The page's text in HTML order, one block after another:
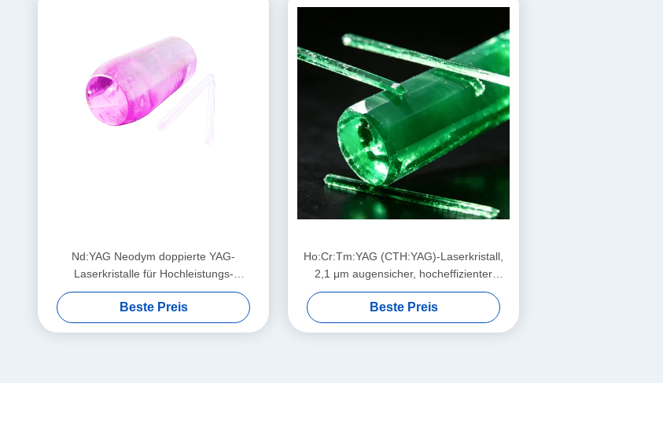
Nd:YAG Neodym doppierte YAG-
Laserkristalle für Hochleistungs-
Festkörperlasersysteme
Beste Preis
Ho:Cr:Tm:YAG (CTH:YAG)-Laserkristall,
2,1 μm augensicher, hocheffizienter
Blitz/Diodengepumpt
Beste Preis